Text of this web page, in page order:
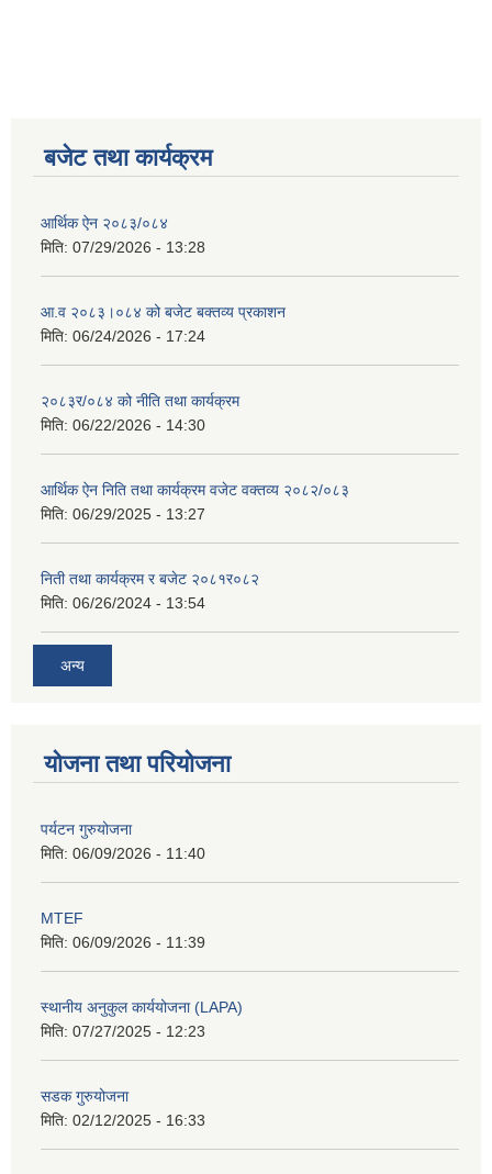
बजेट तथा कार्यक्रम
आर्थिक ऐन २०८३/०८४
मिति: 07/29/2026 - 13:28
आ.व २०८३।०८४ को बजेट बक्तव्य प्रकाशन
मिति: 06/24/2026 - 17:24
२०८३र/०८४ को नीति तथा कार्यक्रम
मिति: 06/22/2026 - 14:30
आर्थिक ऐन निति तथा कार्यक्रम वजेट वक्तव्य २०८२/०८३
मिति: 06/29/2025 - 13:27
निती तथा कार्यक्रम र बजेट २०८१र०८२
मिति: 06/26/2024 - 13:54
अन्य
योजना तथा परियोजना
पर्यटन गुरुयोजना
मिति: 06/09/2026 - 11:40
MTEF
मिति: 06/09/2026 - 11:39
स्थानीय अनुकुल कार्ययोजना (LAPA)
मिति: 07/27/2025 - 12:23
सडक गुरुयोजना
मिति: 02/12/2025 - 16:33